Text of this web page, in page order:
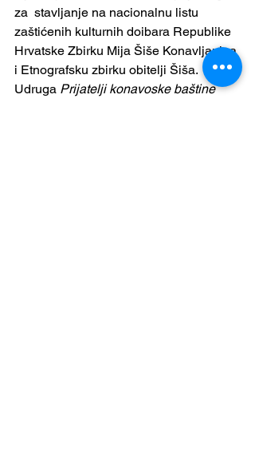
za  stavljanje na nacionalnu listu
zaštićenih kulturnih doibara Republike
Hrvatske Zbirku Mija Šiše Konavljanina
i Etnografsku zbirku obitelji Šiša.
Udruga Prijatelji konavoske baštine